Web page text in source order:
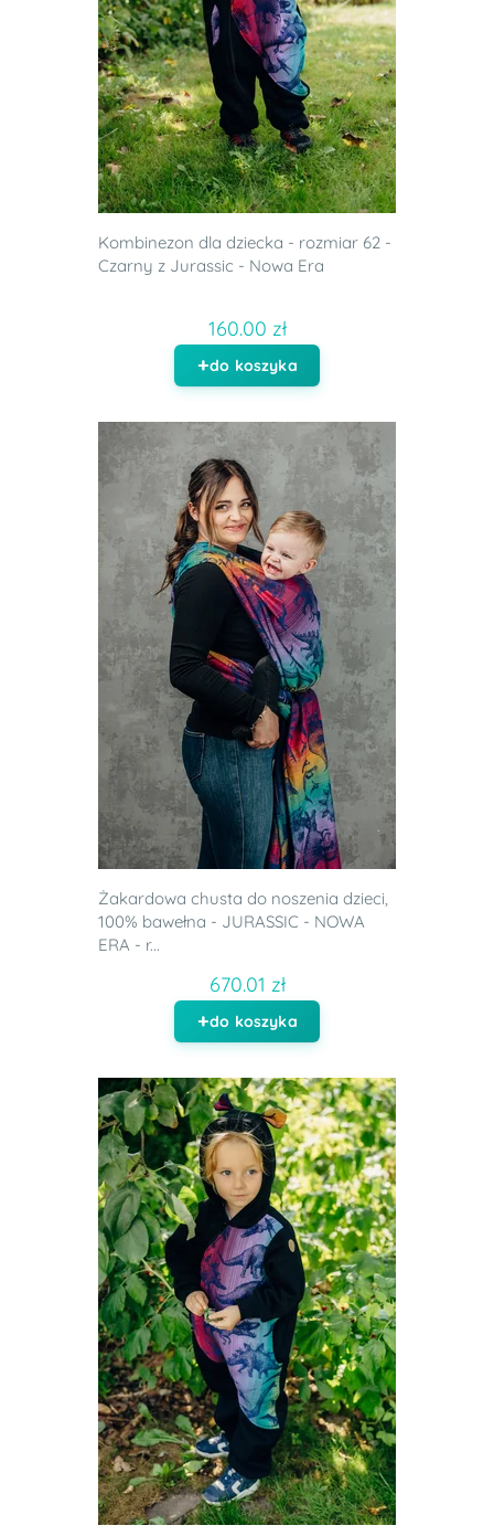
Kombinezon dla dziecka - rozmiar 62 -
Czarny z Jurassic - Nowa Era
160.00 zł
do koszyka
Żakardowa chusta do noszenia dzieci,
100% bawełna - JURASSIC - NOWA
ERA - r...
670.01 zł
do koszyka